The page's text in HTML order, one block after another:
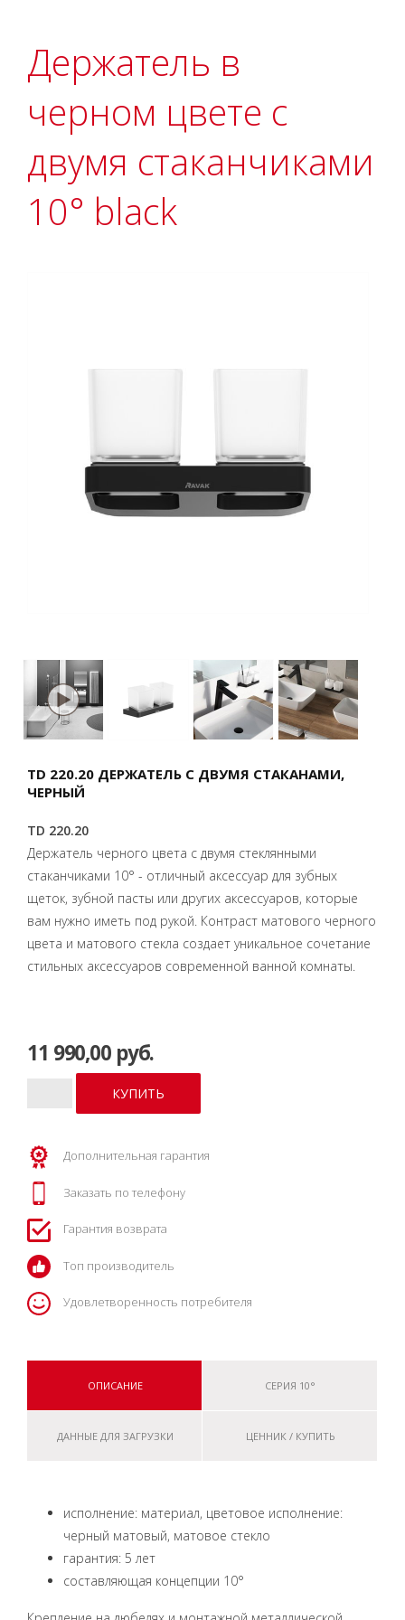
Держатель в
черном цвете с
двумя стаканчиками
10° black
TD 220.20 ДЕРЖАТЕЛЬ С ДВУМЯ СТАКАНАМИ,
ЧЕРНЫЙ
TD 220.20
Держатель черного цвета с двумя стеклянными
стаканчиками 10° - отличный аксессуар для зубных
щеток, зубной пасты или других аксессуаров, которые
вам нужно иметь под рукой. Контраст матового черного
цвета и матового стекла создает уникальное сочетание
стильных аксессуаров современной ванной комнаты.
11 990,00 руб.
Дополнительная гарантия
Заказать по телефону
Гарантия возврата
Топ производитель
Удовлетворенность потребителя
ОПИСАНИЕ СЕРИЯ 10°
ДАННЫЕ ДЛЯ ЗАГРУЗКИ ЦЕННИК / КУПИТЬ
исполнение: материал, цветовое исполнение:
черный матовый, матовое стекло
гарантия: 5 лет
составляющая концепции 10°